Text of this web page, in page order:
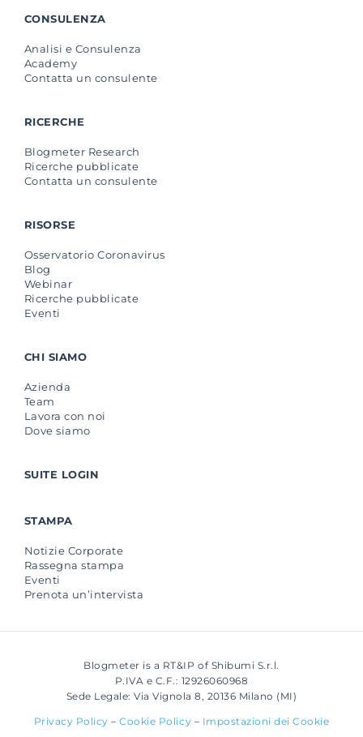
CONSULENZA
Analisi e Consulenza
Academy
Contatta un consulente
RICERCHE
Blogmeter Research
Ricerche pubblicate
Contatta un consulente
RISORSE
Osservatorio Coronavirus
Blog
Webinar
Ricerche pubblicate
Eventi
CHI SIAMO
Azienda
Team
Lavora con noi
Dove siamo
SUITE LOGIN
STAMPA
Notizie Corporate
Rassegna stampa
Eventi
Prenota un’intervista
Blogmeter is a RT&IP of Shibumi S.r.l.
P.IVA e C.F.: 12926060968
Sede Legale: Via Vignola 8, 20136 Milano (MI)
Privacy Policy –Cookie Policy – Impostazioni dei Cookie